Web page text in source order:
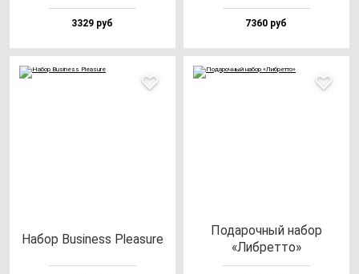
3329 руб 7360 руб
Набор Busi­ness Ple­asu­re
Пода­роч­ный на­бор
«Либ­рет­то»